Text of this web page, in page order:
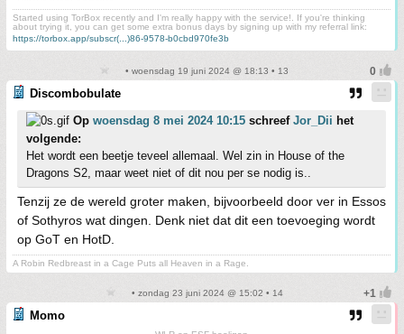
Started using TorBox recently and I'm really happy with the service!. If you're thinking
about trying it, you can get some extra bonus days by signing up with my referral link:
https://torbox.app/subscr(...)86-9578-b0cbd970fe3b
• woensdag 19 juni 2024 @ 18:13 • 13
Discombobulate
Op woensdag 8 mei 2024 10:15 schreef Jor_Dii het
volgende:
Het wordt een beetje teveel allemaal. Wel zin in House of the
Dragons S2, maar weet niet of dit nou per se nodig is..
Tenzij ze de wereld groter maken, bijvoorbeeld door ver in Essos
of Sothyros wat dingen. Denk niet dat dit een toevoeging wordt
op GoT en HotD.
A Robin Redbreast in a Cage Puts all Heaven in a Rage.
• zondag 23 juni 2024 @ 15:02 • 14
Momo